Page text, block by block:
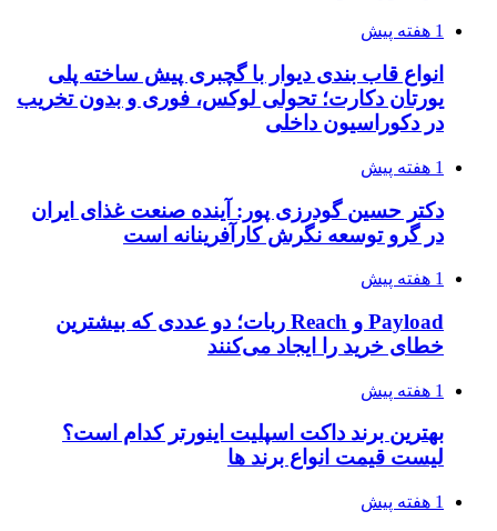
1 هفته پیش
انواع قاب بندی دیوار با گچبری پیش ساخته پلی
یورتان دکارت؛ تحولی لوکس، فوری و بدون تخریب
در دکوراسیون داخلی
1 هفته پیش
دکتر حسین گودرزی پور: آینده صنعت غذای ایران
در گرو توسعه نگرش کارآفرینانه است
1 هفته پیش
Payload و Reach ربات؛ دو عددی که بیشترین
خطای خرید را ایجاد می‌کنند
1 هفته پیش
بهترین برند داکت اسپلیت اینورتر کدام است؟
لیست قیمت انواع برند ها
1 هفته پیش